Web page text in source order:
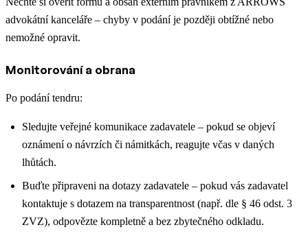
advokátní kanceláře – chyby v podání je později obtížné nebo
nemožné opravit.
Monitorování a obrana
Po podání tendru:
Sledujte veřejné komunikace zadavatele – pokud se objeví
oznámení o návrzích či námitkách, reagujte včas v daných
lhůtách.
Buďte připraveni na dotazy zadavatele – pokud vás zadavatel
kontaktuje s dotazem na transparentnost (např. dle § 46 odst. 3
ZVZ), odpovězte kompletně a bez zbytečného odkladu.